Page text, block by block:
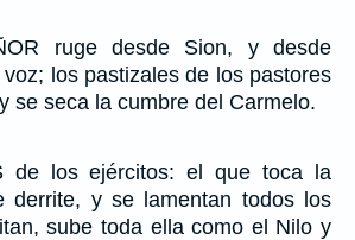
ruge desde Sion, y desde
los pastizales de los pastores
se seca la cumbre del Carmelo.
de los ejércitos: el que toca la
derrite, y se lamentan todos los
sube toda ella como el Nilo y